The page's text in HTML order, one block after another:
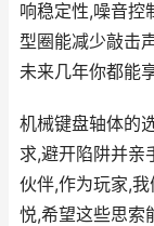
响稳定性,噪音控
型圈能减少敲击
未来几年你都能
机械键盘轴体的
求,避开陷阱并亲
伙伴,作为玩家,
悦,希望这些思索